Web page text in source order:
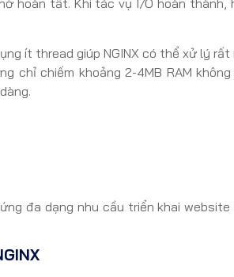
hoàn tất. Khi tác vụ I/O hoàn thành,
ít thread giúp NGINX có thể xử lý
chỉ chiếm khoảng 2-4MB RAM
đa dạng nhu cầu triển khai website